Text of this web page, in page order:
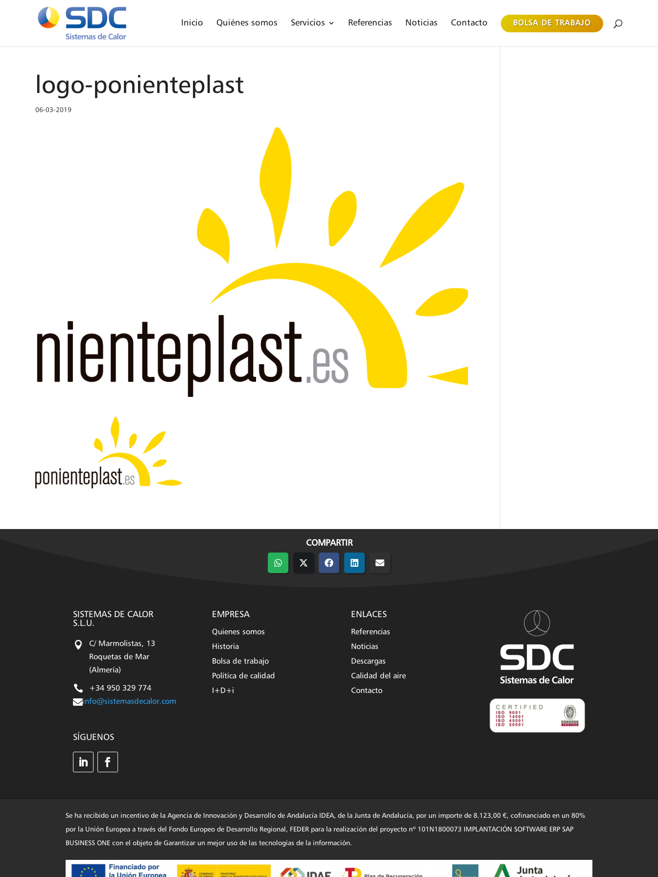
Inicio Quiénes somos Servicios Referencias Noticias Contacto BOLSA DE TRABAJO
logo-ponienteplast
06-03-2019
COMPARTIR
Compartir
en
CompartirCompartir
en
Compartir
en
Compartir
SISTEMAS DE CALOR
S.L.U.

C/ Marmolistas, 13
Roquetas de Mar
(Almería)
 +34 950 329 774
info@sistemasdecalor.com
SÍGUENOS
EMPRESA
Quienes somos
Historia
Bolsa de trabajo
Política de calidad
I+D+i
ENLACES
Referencias
Noticias
Descargas
Calidad del aire
Contacto
Se ha recibido un incentivo de la Agencia de Innovación y Desarrollo de Andalucía IDEA, de la Junta de Andalucía, por un importe de 8.123,00 €, cofinanciado en un 80%
por la Unión Europea a través del Fondo Europeo de Desarrollo Regional, FEDER para la realización del proyecto nº 101N1800073 IMPLANTACIÓN SOFTWARE ERP SAP
BUSINESS ONE con el objeto de Garantizar un mejor uso de las tecnologías de la información.